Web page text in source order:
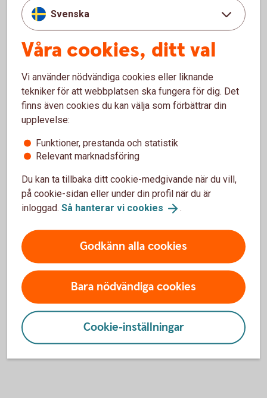
1338652109
Blankett för utbetalning (pdf)
Blankett Paus i pensionsutbetalning (pdf)
Mer information
Tjänstepension - din pension från
Avtalspension – kollektivavtaladtjänstepension
Svenska
Våra cookies, ditt val
Vi använder nödvändiga cookies eller liknande
tekniker för att webbplatsen ska fungera för dig. Det
finns även cookies du kan välja som förbättrar din
upplevelse:
Funktioner, prestanda och statistik
Relevant marknadsföring
Du kan ta tillbaka ditt cookie-medgivande när du vill,
på cookie-sidan eller under din profil när du är
inloggad. Så hanterar vi cookies .
Godkänn alla cookies
Bara nödvändiga cookies
Cookie-inställningar